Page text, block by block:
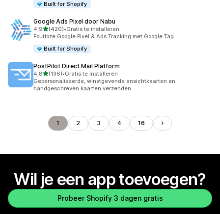
Built for Shopify
Google Ads Pixel door Nabu
4,9van 5 sterren
(420)
420 recensies in totaal
•Gratis te installeren
Foutloze Google Pixel & Ads Tracking met Google Tag
Built for Shopify
PostPilot Direct Mail Platform
4,8van 5 sterren
(136)
136 recensies in totaal
•Gratis te installeren
Gepersonaliseerde, winstgevende ansichtkaarten en
handgeschreven kaarten verzenden
1 2 3 4 16
Wil je een app toevoegen?
Probeer Shopify 3 dagen gratis